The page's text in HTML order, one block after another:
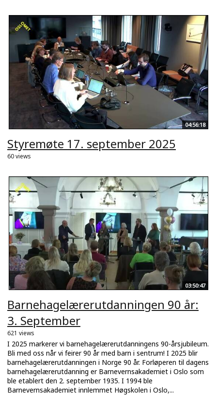
04:56:18
Styremøte 17. september 2025
60 views
03:50:47
Barnehagelærerutdanningen 90 år:
3. September
621 views
I 2025 markerer vi barnehagelærerutdanningens 90-årsjubileum.
Bli med oss når vi feirer 90 år med barn i sentrum! I 2025 blir
barnehagelærerutdanningen i Norge 90 år. Forløperen til dagens
barnehagelærerutdanning er Barnevernsakademiet i Oslo som
ble etablert den 2. september 1935. I 1994 ble
Barnevernsakademiet innlemmet Høgskolen i Oslo,...